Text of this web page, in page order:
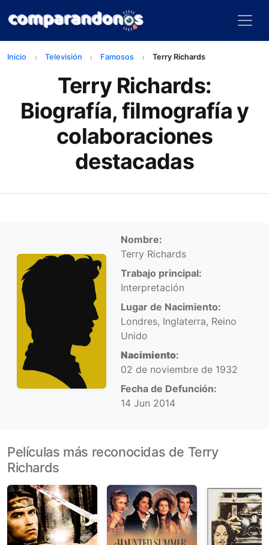
Inicio Televisión Famosos Terry Richards
Terry Richards:
Biografía, filmografía y
colaboraciones
destacadas
Información personal
Nombre:
Terry Richards
Trabajo principal:
Interpretación
Lugar de Nacimiento:
Londres, Inglaterra, Reino
Unido
Nacimiento:
02 de noviembre de 1932
Fecha de Defunción:
14 Jun 2014
Películas más reconocidas de Terry
Richards